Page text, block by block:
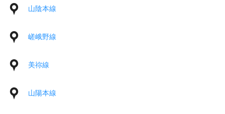
山陰本線
嵯峨野線
美祢線
山陽本線